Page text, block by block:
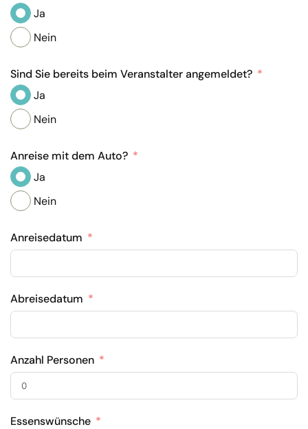
Ja
Nein
Sind Sie bereits beim Veranstalter angemeldet?
Ja
Nein
Anreise mit dem Auto?
Ja
Nein
Anreisedatum
Abreisedatum
Anzahl Personen
Essenswünsche